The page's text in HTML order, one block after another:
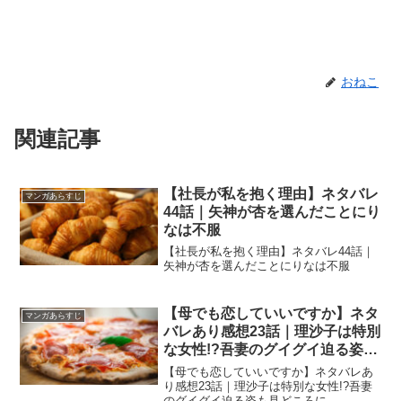
おねこ
関連記事
マンガあらすじ
【社長が私を抱く理由】ネタバレ
44話｜矢神が杏を選んだことにり
なは不服
【社長が私を抱く理由】ネタバレ44話｜
矢神が杏を選んだことにりなは不服
マンガあらすじ
【母でも恋していいですか】ネタ
バレあり感想23話｜理沙子は特別
な女性!?吾妻のグイグイ迫る姿も
見どころに
【母でも恋していいですか】ネタバレあ
り感想23話｜理沙子は特別な女性!?吾妻